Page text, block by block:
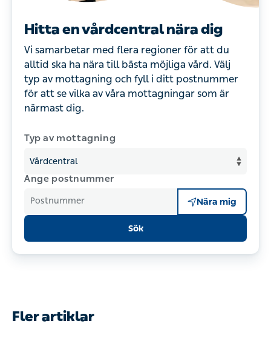
Hitta en vårdcentral nära dig
Vi samarbetar med flera regioner för att du
alltid ska ha nära till bästa möjliga vård. Välj
typ av mottagning och fyll i ditt postnummer
för att se vilka av våra mottagningar som är
närmast dig.
Typ av mottagning
Ange postnummer
Postnummer Nära mig
Sök
Fler artiklar